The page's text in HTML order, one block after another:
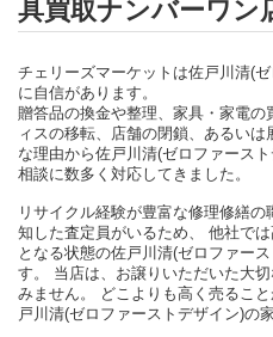
具買取ナンバーワン
チェリーズマーケットは佐戸川清(
に自信があります。
贈答品の換金や整理、家具・家電
ィスの移転、店舗の閉鎖、あるい
な理由から佐戸川清(ゼロファース
相談に数多く対応してきました。
リサイクル経験が豊富な修理修繕
知した査定員がいるため、 他社で
となる状態の佐戸川清(ゼロファー
す。 当店は、お譲りいただいた大
みません。 どこよりも高く売るこ
戸川清(ゼロファーストデザイン)の